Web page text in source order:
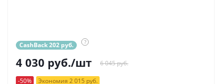
CashBack 202 руб. ?
4 030 руб./шт 6 045 руб.
-50% Экономия 2 015 руб.